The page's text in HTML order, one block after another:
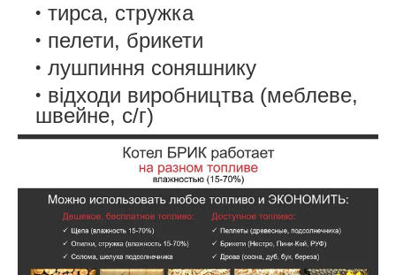
тирса, стружка
пелети, брикети
лушпиння соняшнику
відходи виробництва (меблеве,
швейне, с/г)